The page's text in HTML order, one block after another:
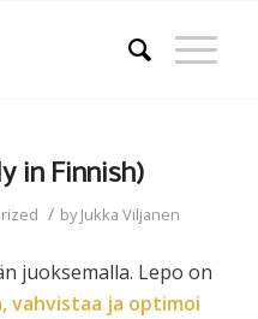
in Finnish)
/ byJukka Viljanen
juoksemalla. Lepo on
vahvistaa ja optimoi